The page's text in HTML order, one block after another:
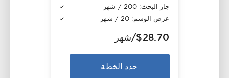
جار البحث: 200 / شهر
عرض الوسم: 20 / شهر
$28.70/شهر
حدد الخطة